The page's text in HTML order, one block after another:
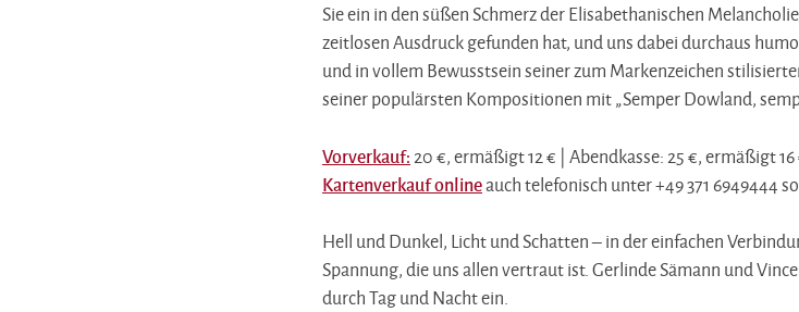
Sie ein in den süßen Schmerz der Elisabethanischen
zeitlosen Ausdruck gefunden hat, und uns dabei durchaus
und in vollem Bewusstsein seiner zum Markenzeichen
seiner populärsten Kompositionen mit „Semper Dowland,
Vorverkauf:20 €, ermäßigt 12 € | Abendkasse: 25 €, ermäßigt 16
Kartenverkauf onlineauch telefonisch unter +49 371 6949444
Hell und Dunkel, Licht und Schatten – in der einfachen
Spannung, die uns allen vertraut ist. Gerlinde Sämann und
durch Tag und Nacht ein.